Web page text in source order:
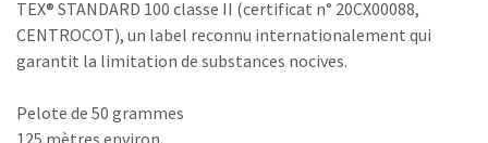
TEX® STANDARD 100 classe II (certificat n° 20CX00088,
CENTROCOT), un label reconnu internationalement qui
garantit la limitation de substances nocives.
Pelote de 50 grammes
125 mètres environ.